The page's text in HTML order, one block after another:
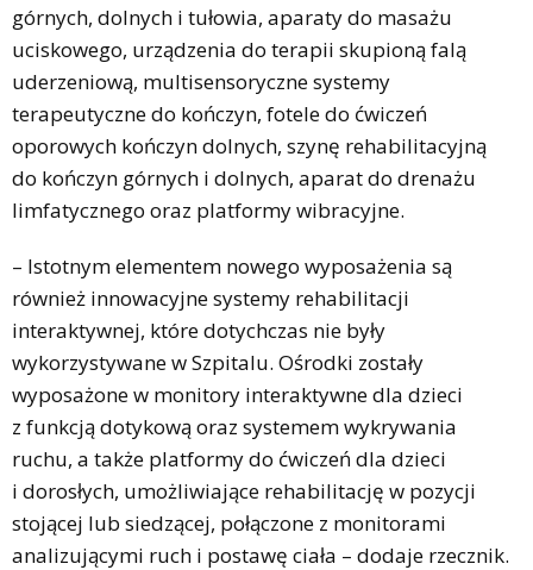
górnych, dolnych i tułowia, aparaty do masażu
uciskowego, urządzenia do terapii skupioną falą
uderzeniową, multisensoryczne systemy
terapeutyczne do kończyn, fotele do ćwiczeń
oporowych kończyn dolnych, szynę rehabilitacyjną
do kończyn górnych i dolnych, aparat do drenażu
limfatycznego oraz platformy wibracyjne.
– Istotnym elementem nowego wyposażenia są
również innowacyjne systemy rehabilitacji
interaktywnej, które dotychczas nie były
wykorzystywane w Szpitalu. Ośrodki zostały
wyposażone w monitory interaktywne dla dzieci
z funkcją dotykową oraz systemem wykrywania
ruchu, a także platformy do ćwiczeń dla dzieci
i dorosłych, umożliwiające rehabilitację w pozycji
stojącej lub siedzącej, połączone z monitorami
analizującymi ruch i postawę ciała – dodaje rzecznik.